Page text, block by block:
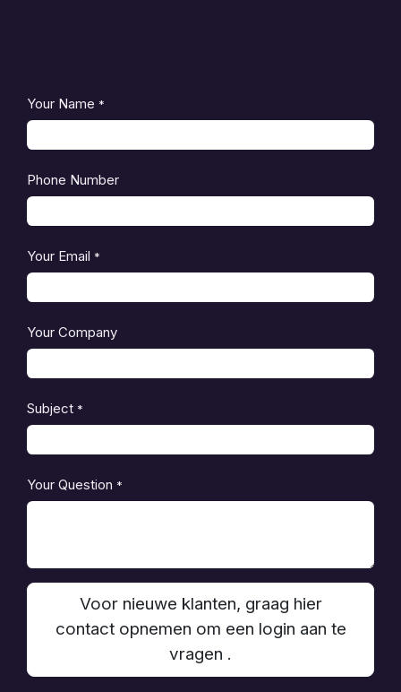
Your Name *
Phone Number
Your Email *
Your Company
Subject *
Your Question *
Voor nieuwe klanten, graag hier
contact opnemen om een login aan te
vragen .